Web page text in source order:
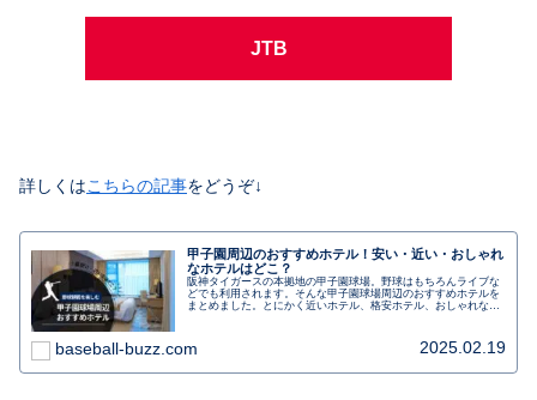
JTB
詳しくはこちらの記事をどうぞ↓
甲子園周辺のおすすめホテル！安い・近い・おしゃれ
なホテルはどこ？
阪神タイガースの本拠地の甲子園球場。野球はもちろんライブな
どでも利用されます。そんな甲子園球場周辺のおすすめホテルを
まとめました。とにかく近いホテル、格安ホテル、おしゃれなホ
baseball-buzz.com 2025.02.19